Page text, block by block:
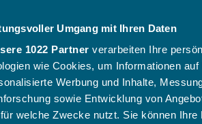
Umgang mit Ihren Daten
1022 Partner verarbeiten Ihre
wie Cookies, um Informationen
Werbung und Inhalte,
sowie Entwicklung von
welche Zwecke nutzt. Sie können